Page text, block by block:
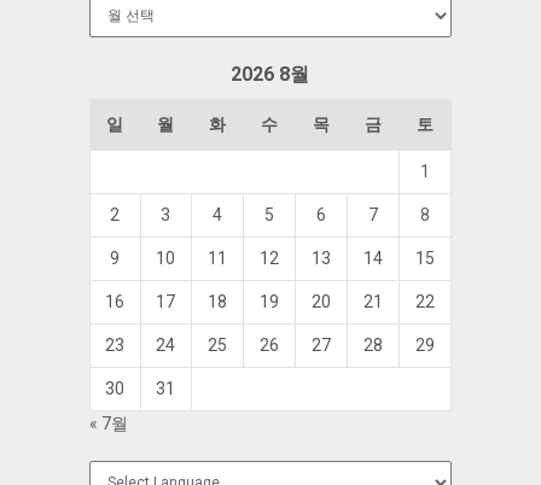
2026 8월
일 월 화 수 목 금 토
1
2 3 4 5 6 7 8
9 10 11 12 13 14 15
16 17 18 19 20 21 22
23 24 25 26 27 28 29
30
31
« 7월